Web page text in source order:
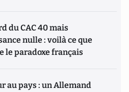
du CAC 40 mais
nulle : voilà ce que
le paradoxe français
au pays : un Allemand